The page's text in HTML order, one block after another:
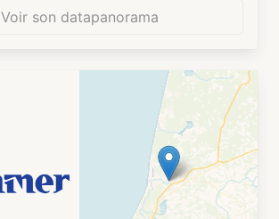
Voir son datapanorama